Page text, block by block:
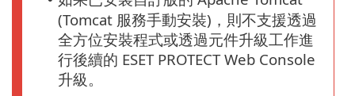
(Tomcat 服務手動安裝)，則不支援透過
全方位安裝程式或透過元件升級工作進
行後續的 ESET PROTECT Web Console
升級。